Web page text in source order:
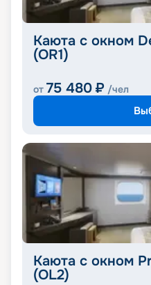
Каюта с окном
(OR1)
от 75 480 ₽ /чел
Каюта с окном
(OL2)